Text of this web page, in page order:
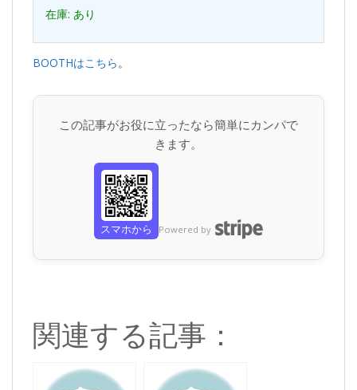
在庫: あり
BOOTHはこちら。
この記事がお役に立ったなら簡単にカンパで
きます。
スマホから Powered by
関連する記事：